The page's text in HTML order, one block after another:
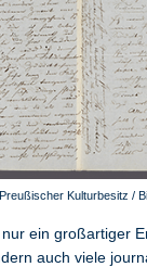
Kulturbesitz /
ein großartiger
auch viele